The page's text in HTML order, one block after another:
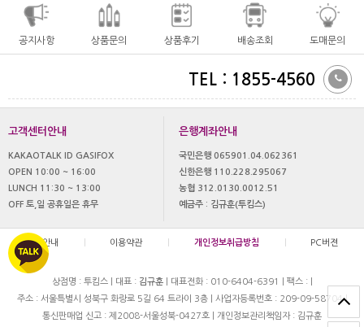
공지사항 상품문의 상품후기 배송조회 도매문의
TEL : 1855-4560
고객센터안내
KAKAOTALK ID GASIFOX
OPEN 10:00 ~ 16:00
LUNCH 11:30 ~ 13:00
OFF 토,일 공휴일은 휴무
은행계좌안내
국민은행 065901.04.062361
신한은행 110.228.295067
농협 312.0130.0012.51
예금주 : 김규훈(투킴스)
이용안내 이용약관 개인정보취급방침 PC버젼
상점명 : 투킴스 대표 : 김규훈 대표전화 : 010-6404-6391 팩스 :
주소 : 서울특별시 성북구 화랑로 5길 64 트라이 3층
사업자등록번호 : 209-09-58704 |
통신판매업 신고 : 제2008-서울성북-0427호
개인정보관리책임자 : 김규훈